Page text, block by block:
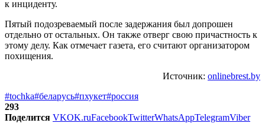
к инциденту.
Пятый подозреваемый после задержания был допрошен
отдельно от остальных. Он также отверг свою причастность к
этому делу. Как отмечает газета, его считают организатором
похищения.
Источник: onlinebrest.by
#tochka#беларусь#пхукет#россия
293
Поделится VKOK.ruFacebookTwitterWhatsAppTelegramViber